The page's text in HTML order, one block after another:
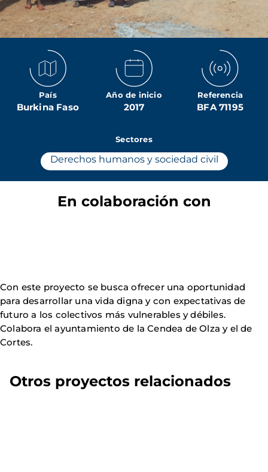
País
Burkina Faso
Año de inicio
2017
Referencia
BFA 71195
Sectores
Derechos humanos y sociedad civil
En colaboración con
Con este proyecto se busca ofrecer una oportunidad
para desarrollar una vida digna y con expectativas de
futuro a los colectivos más vulnerables y débiles.
Colabora el ayuntamiento de la Cendea de Olza y el de
Cortes.
Otros proyectos relacionados